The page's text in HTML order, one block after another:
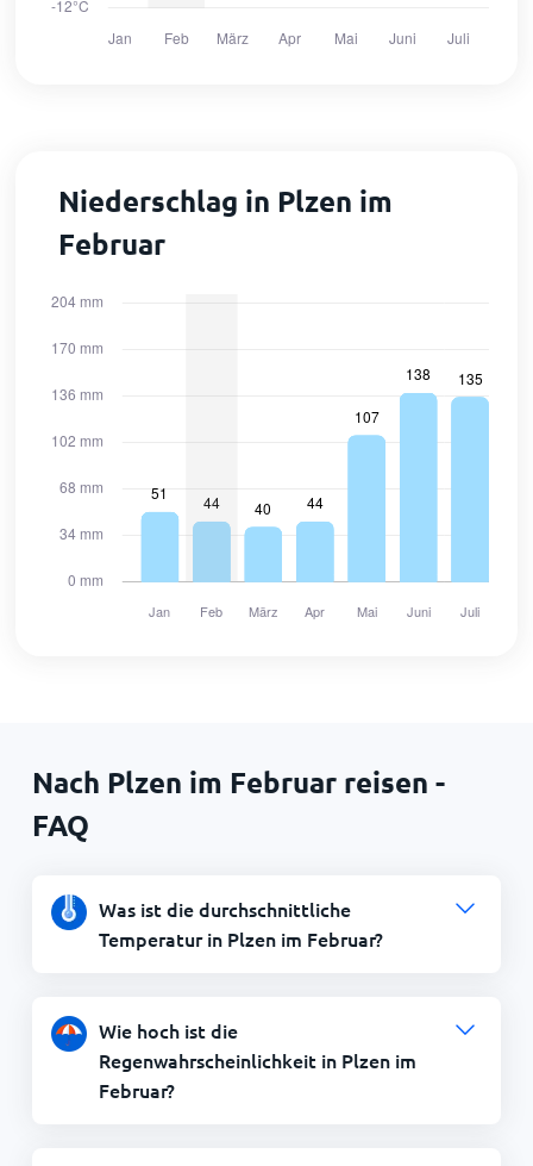
Niederschlag in Plzen im
Februar
Nach Plzen im Februar reisen -
FAQ
Was ist die durchschnittliche
Temperatur in Plzen im Februar?
Wie hoch ist die
Regenwahrscheinlichkeit in Plzen im
Februar?